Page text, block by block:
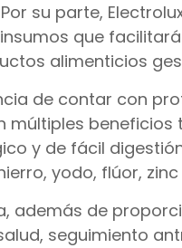
su parte,
que
alimenticios
de contar con
múltiples
y de fácil
yodo, flúor, zinc
además de
seguimiento